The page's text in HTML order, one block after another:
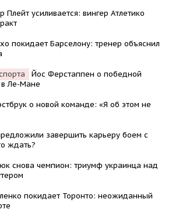
Плейт усиливается: вингер Атлетико
покидает Барселону: тренер объяснил
Йос Ферстаппен о победной
Ле-Мане
о новой команде: «Я об этом не
завершить карьеру боем с
ждать?
снова чемпион: триумф украинца над
покидает Торонто: неожиданный